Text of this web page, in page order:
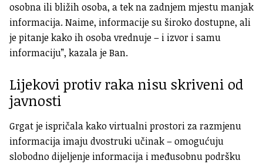
osobna ili bližih osoba, a tek na zadnjem mjestu manjak
informacija. Naime, informacije su široko dostupne, ali
je pitanje kako ih osoba vrednuje – i izvor i samu
informaciju”, kazala je Ban.
Lijekovi protiv raka nisu skriveni od
javnosti
Grgat je ispričala kako virtualni prostori za razmjenu
informacija imaju dvostruki učinak – omogućuju
slobodno dijeljenje informacija i međusobnu podršku